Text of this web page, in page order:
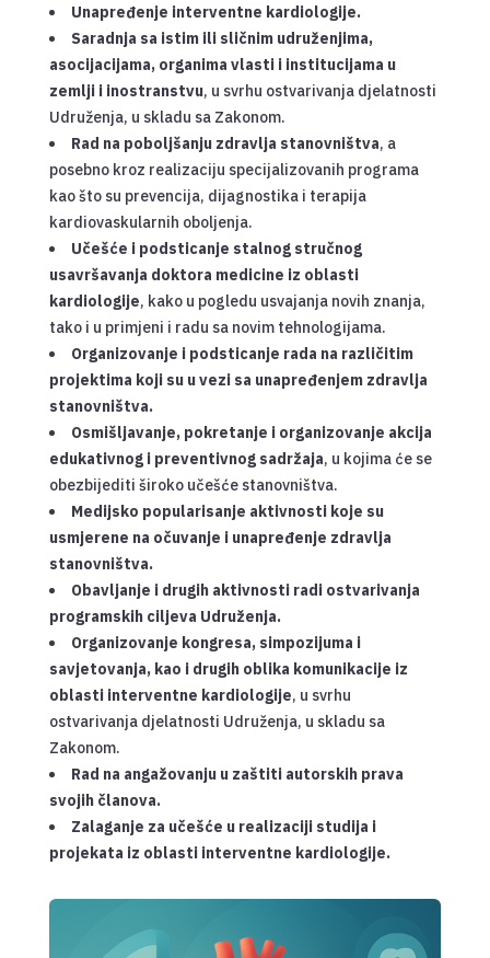
Unapređenje interventne kardiologije.
Saradnja sa istim ili sličnim udruženjima,
asocijacijama, organima vlasti i institucijama u
zemlji i inostranstvu, u svrhu ostvarivanja djelatnosti
Udruženja, u skladu sa Zakonom.
Rad na poboljšanju zdravlja stanovništva, a
posebno kroz realizaciju specijalizovanih programa
kao što su prevencija, dijagnostika i terapija
kardiovaskularnih oboljenja.
Učešće i podsticanje stalnog stručnog
usavršavanja doktora medicine iz oblasti
kardiologije, kako u pogledu usvajanja novih znanja,
tako i u primjeni i radu sa novim tehnologijama.
Organizovanje i podsticanje rada na različitim
projektima koji su u vezi sa unapređenjem zdravlja
stanovništva.
Osmišljavanje, pokretanje i organizovanje akcija
edukativnog i preventivnog sadržaja, u kojima će se
obezbijediti široko učešće stanovništva.
Medijsko popularisanje aktivnosti koje su
usmjerene na očuvanje i unapređenje zdravlja
stanovništva.
Obavljanje i drugih aktivnosti radi ostvarivanja
programskih ciljeva Udruženja.
Organizovanje kongresa, simpozijuma i
savjetovanja, kao i drugih oblika komunikacije iz
oblasti interventne kardiologije, u svrhu
ostvarivanja djelatnosti Udruženja, u skladu sa
Zakonom.
Rad na angažovanju u zaštiti autorskih prava
svojih članova.
Zalaganje za učešće u realizaciji studija i
projekata iz oblasti interventne kardiologije.